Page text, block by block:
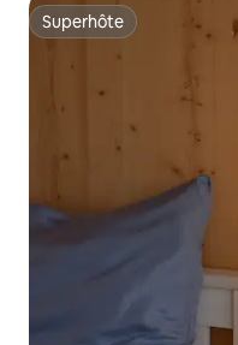
Superhôte
Superhôte